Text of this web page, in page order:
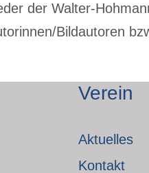
der Walter-
Bildautoren
Verein
Aktuelles
Kontakt